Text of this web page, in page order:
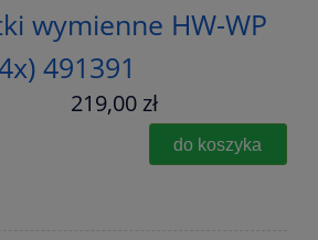
wymienne HW-WP
491391
219,00 zł
do koszyka